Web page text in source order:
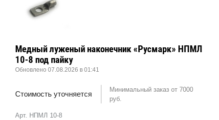
Арт. НПМЛ 10-8
Медный луженый наконечник «Русмарк» НПМЛ
10-8 под пайку
Обновлено 07.08.2026 в 01:41
Стоимость уточняется
Минимальный заказ от 7000
руб.